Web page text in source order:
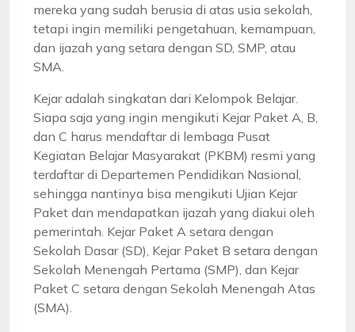
mereka yang sudah berusia di atas usia sekolah,
tetapi ingin memiliki pengetahuan, kemampuan,
dan ijazah yang setara dengan SD, SMP, atau
SMA.
Kejar adalah singkatan dari Kelompok Belajar.
Siapa saja yang ingin mengikuti Kejar Paket A, B,
dan C harus mendaftar di lembaga Pusat
Kegiatan Belajar Masyarakat (PKBM) resmi yang
terdaftar di Departemen Pendidikan Nasional,
sehingga nantinya bisa mengikuti Ujian Kejar
Paket dan mendapatkan ijazah yang diakui oleh
pemerintah. Kejar Paket A setara dengan
Sekolah Dasar (SD), Kejar Paket B setara dengan
Sekolah Menengah Pertama (SMP), dan Kejar
Paket C setara dengan Sekolah Menengah Atas
(SMA).